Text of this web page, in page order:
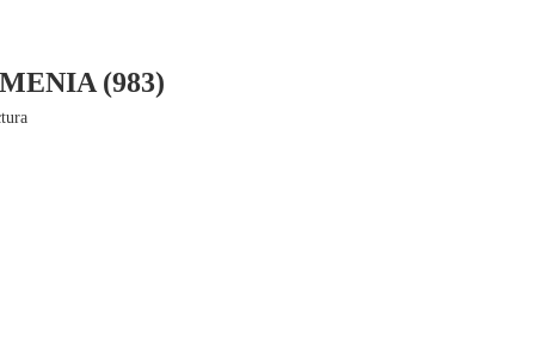
(983)